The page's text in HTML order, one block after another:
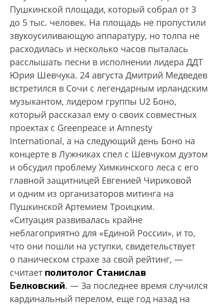
Пушкинской площади, который собрал от 3
до 5 тыс. человек. На площадь не пропустили
звукоусиливающую аппаратуру, но толпа не
расходилась и несколько часов пыталась
расслышать песни в исполнении лидера ДДТ
Юрия Шевчука. 24 августа Дмитрий Медведев
встретился в Сочи с легендарным ирландским
музыкантом, лидером группы U2 Боно,
который рассказал ему о своих совместных
проектах с Greenpeace и Amnesty
International, а на следующий день Боно на
концерте в Лужниках спел с Шевчуком дуэтом
и обсудил проблему Химкинского леса с его
главной защитницей Евгенией Чириковой
и одним из организаторов митинга на
Пушкинской Артемием Троицким.
«Ситуация развивалась крайне
неблагоприятно для «Единой России», и то,
что они пошли на уступки, свидетельствует
о паническом страхе за свой рейтинг, —
считает политолог Станислав
Белковский. — За последнее время случился
кардинальный перелом, еще год назад на